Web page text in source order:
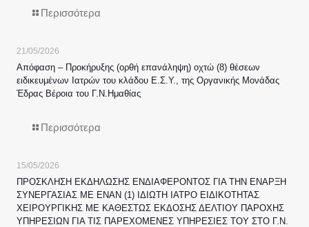
Περισσότερα
21/05/2026
Απόφαση – Προκήρυξης (ορθή επανάληψη) οχτώ (8) θέσεων
ειδικευμένων Ιατρών του κλάδου Ε.Σ.Υ., της Οργανικής Μονάδας
Έδρας Βέροια του Γ.Ν.Ημαθίας
Περισσότερα
15/05/2026
ΠΡΟΣΚΛΗΣΗ ΕΚΔΗΛΩΣΗΣ ΕΝΔΙΑΦΕΡΟΝΤΟΣ ΓΙΑ ΤΗΝ ΕΝΑΡΞΗ
ΣΥΝΕΡΓΑΣΙΑΣ ΜΕ ΕΝΑΝ (1) ΙΔΙΩΤΗ ΙΑΤΡΟ ΕΙΔΙΚΟΤΗΤΑΣ
ΧΕΙΡΟΥΡΓΙΚΗΣ ΜΕ ΚΑΘΕΣΤΩΣ ΕΚΔΟΣΗΣ ΔΕΛΤΙΟΥ ΠΑΡΟΧΗΣ
ΥΠΗΡΕΣΙΩΝ ΓΙΑ ΤΙΣ ΠΑΡΕΧΟΜΕΝΕΣ ΥΠΗΡΕΣΙΕΣ ΤΟΥ ΣΤΟ Γ.Ν.